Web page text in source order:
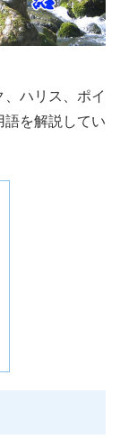
ハリス、ポイ
語を解説してい